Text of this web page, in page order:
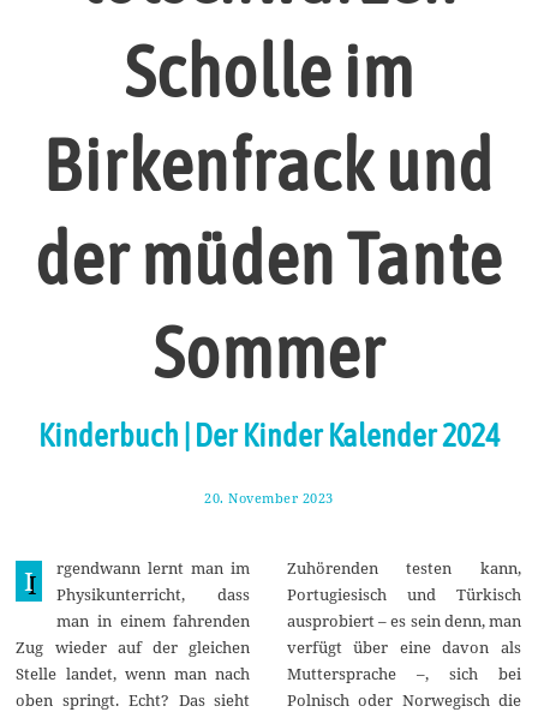
Scholle im
Birkenfrack und
der müden Tante
Sommer
Kinderbuch | Der Kinder Kalender 2024
20. November 2023
z
e
m
b
e
r
2
0
I
rgendwann lernt man im
Physikunterricht, dass
man in einem fahrenden
Zug wieder auf der gleichen
Stelle landet, wenn man nach
oben springt. Echt? Das sieht
Zuhörenden testen kann,
Portugiesisch und Türkisch
ausprobiert – es sein denn, man
verfügt über eine davon als
Muttersprache –, sich bei
Polnisch oder Norwegisch die